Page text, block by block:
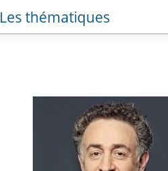
Les thématiques